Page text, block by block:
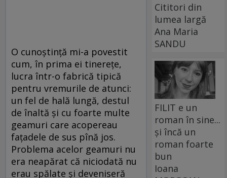
O cunoștință mi-a povestit
cum, în prima ei tinerețe,
lucra într-o fabrică tipică
pentru vremurile de atunci:
un fel de hală lungă, destul
de înaltă și cu foarte multe
geamuri care acopereau
fațadele de sus pînă jos.
Problema acelor geamuri nu
era neapărat că niciodată nu
erau spălate și deveniseră
Cititori din
lumea largă
Ana Maria
SANDU
FILIT e un
roman în sine...
și încă un
roman foarte
bun
Ioana